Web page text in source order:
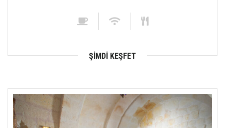
ŞIMDI KEŞFET